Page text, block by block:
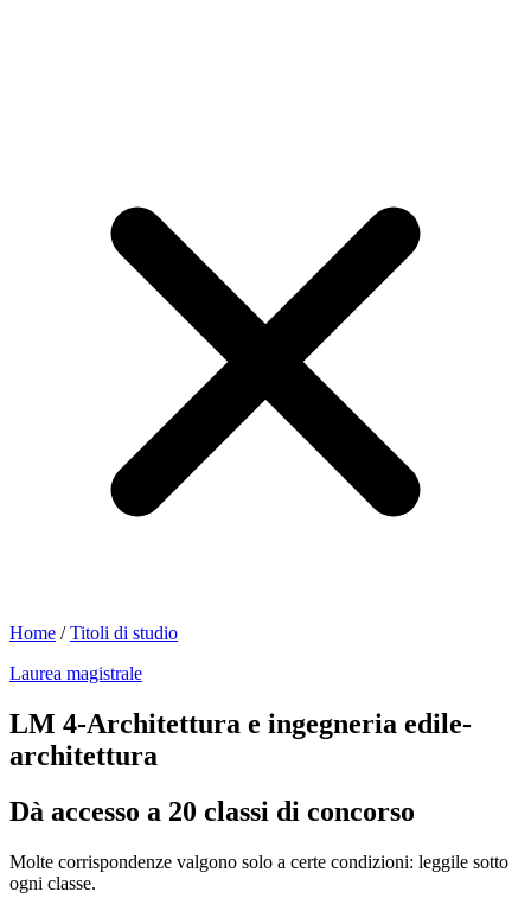
Home /Titoli di studio
Laurea magistrale
LM 4-Architettura e ingegneria edile-
architettura
Dà accesso a 20 classi di concorso
Molte corrispondenze valgono solo a certe condizioni: leggile sotto
ogni classe.